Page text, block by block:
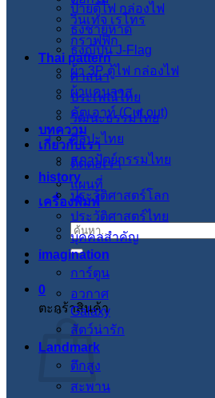
ป้ายตู้ไฟ กล่องไฟ
ธงชายหาด
ธงญี่ปุ่น J-Flag
ผ้า 3P ตู้ไฟ กล่องไฟ
ผ้าแคนวาส
คัตเอาท์ (Cut out)
บทความ
เกี่ยวกับเรา
ติดต่อเรา
แผนที่
เครื่องพิมพ์
ค้นหา:
0
ตะกร้าสินค้า
วินเทจ เรโทร
กราฟฟิก
Thai pattern
ศาสนา
ประเพณีไทย
วัฒนะธรรมไทย
ศิลปะไทย
สภาปัตย์กรรมไทย
history
ประวัติศาสตร์โลก
ประวัติศาสตร์ไทย
บุคคลสำคัญ
imagination
การ์ตูน
อวกาศ
Galaxy
สัตว์น่ารัก
Landmark
ตึกสูง
สะพาน